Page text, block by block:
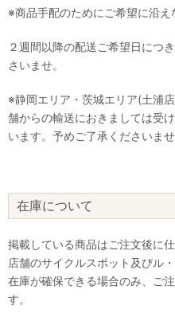
※商品手配のためにご希望に沿え
２週間以降の配送ご希望日につ
さいませ。
※静岡エリア・茨城エリア(土浦
舗からの輸送におきましては受
います。予めご了承くださいませ
在庫について
掲載している商品はご注文後に
店舗のサイクルスポット及びル
在庫が確保できる場合のみ、ご
す。